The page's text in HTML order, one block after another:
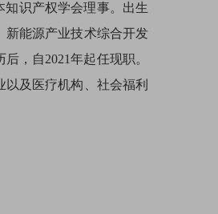
识产权学会理事。出生
新能源产业技术综合开发
，自2021年起任现职。
及医疗机构、社会福利